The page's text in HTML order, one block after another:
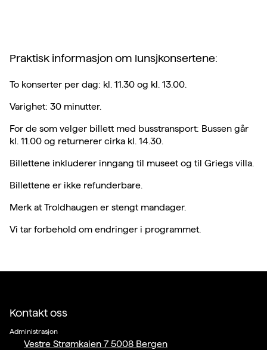
Praktisk informasjon om lunsjkonsertene:
To konserter per dag: kl. 11.30 og kl. 13.00.
Varighet: 30 minutter.
For de som velger billett med busstransport: Bussen går
kl. 11.00 og returnerer cirka kl. 14.30.
Billettene inkluderer inngang til museet og til Griegs villa.
Billettene er ikke refunderbare.
Merk at Troldhaugen er stengt mandager.
Vi tar forbehold om endringer i programmet.
Kontakt oss
Administrasjon
Vestre Strømkaien 7 5008 Bergen